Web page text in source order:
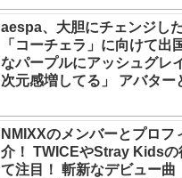
aespa、大胆にチェンジし
「コーチェラ」に向けて出
なパープルにアッシュグレ
次元感増してる」 アバター
NMIXXのメンバーとプロフ
介！ TWICEやStray Kidsの
て注目！ 斬新なデビュー曲